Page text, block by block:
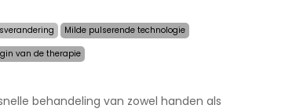
Milde pulserende technologie
van de therapie
behandeling van zowel handen als